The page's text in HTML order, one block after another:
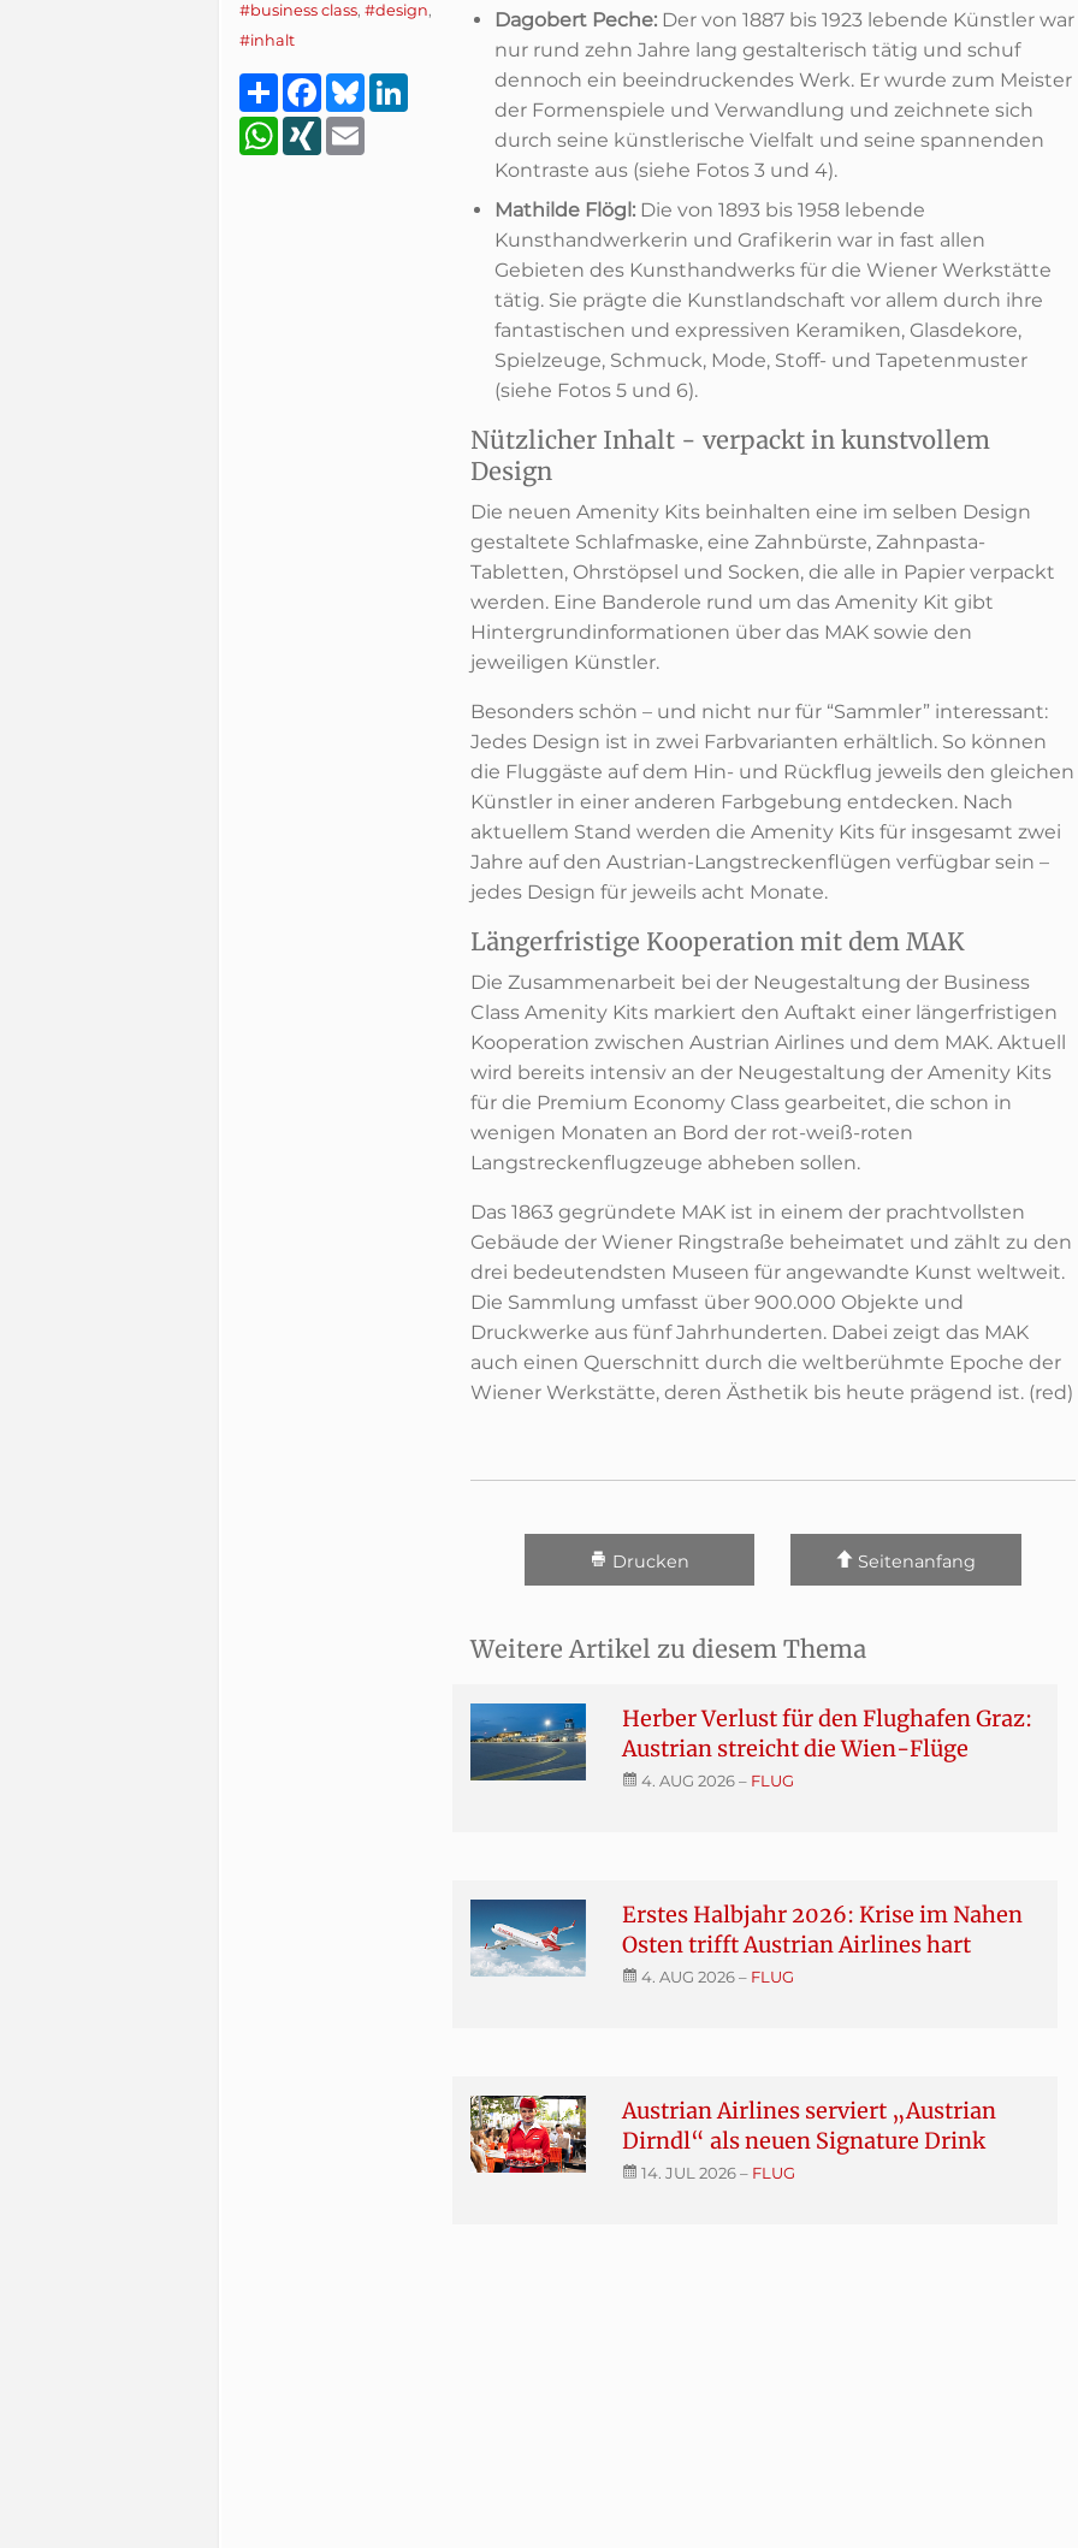
#business class, #design,
#inhalt
TeilenFacebook
Bluesky
WhatsApp
XING
Dagobert Peche: Der von 1887 bis 1923 lebende Künstler war
nur rund zehn Jahre lang gestalterisch tätig und schuf
dennoch ein beeindruckendes Werk. Er wurde zum Meister
der Formenspiele und Verwandlung und zeichnete sich
durch seine künstlerische Vielfalt und seine spannenden
Kontraste aus (siehe Fotos 3 und 4).
Mathilde Flögl: Die von 1893 bis 1958 lebende
Kunsthandwerkerin und Grafikerin war in fast allen
Gebieten des Kunsthandwerks für die Wiener Werkstätte
tätig. Sie prägte die Kunstlandschaft vor allem durch ihre
fantastischen und expressiven Keramiken, Glasdekore,
Spielzeuge, Schmuck, Mode, Stoff- und Tapetenmuster
(siehe Fotos 5 und 6).
Nützlicher Inhalt - verpackt in kunstvollem
Design
Die neuen Amenity Kits beinhalten eine im selben Design
gestaltete Schlafmaske, eine Zahnbürste, Zahnpasta-
Tabletten, Ohrstöpsel und Socken, die alle in Papier verpackt
werden. Eine Banderole rund um das Amenity Kit gibt
Hintergrundinformationen über das MAK sowie den
jeweiligen Künstler.
Besonders schön – und nicht nur für “Sammler” interessant:
Jedes Design ist in zwei Farbvarianten erhältlich. So können
die Fluggäste auf dem Hin- und Rückflug jeweils den gleichen
Künstler in einer anderen Farbgebung entdecken. Nach
aktuellem Stand werden die Amenity Kits für insgesamt zwei
Jahre auf den Austrian-Langstreckenflügen verfügbar sein –
jedes Design für jeweils acht Monate.
Längerfristige Kooperation mit dem MAK
Die Zusammenarbeit bei der Neugestaltung der Business
Class Amenity Kits markiert den Auftakt einer längerfristigen
Kooperation zwischen Austrian Airlines und dem MAK. Aktuell
wird bereits intensiv an der Neugestaltung der Amenity Kits
für die Premium Economy Class gearbeitet, die schon in
wenigen Monaten an Bord der rot-weiß-roten
Langstreckenflugzeuge abheben sollen.
Das 1863 gegründete MAK ist in einem der prachtvollsten
Gebäude der Wiener Ringstraße beheimatet und zählt zu den
drei bedeutendsten Museen für angewandte Kunst weltweit.
Die Sammlung umfasst über 900.000 Objekte und
Druckwerke aus fünf Jahrhunderten. Dabei zeigt das MAK
auch einen Querschnitt durch die weltberühmte Epoche der
Wiener Werkstätte, deren Ästhetik bis heute prägend ist. (red)
Drucken Seitenanfang
Weitere Artikel zu diesem Thema
Herber Verlust für den Flughafen Graz:
Austrian streicht die Wien-Flüge
4. AUG 2026– FLUG
Erstes Halbjahr 2026: Krise im Nahen
Osten trifft Austrian Airlines hart
4. AUG 2026– FLUG
Austrian Airlines serviert „Austrian
Dirndl“ als neuen Signature Drink
14. JUL 2026– FLUG